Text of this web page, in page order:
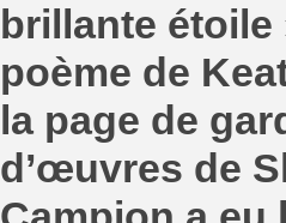
brillante étoile
poème de
la page de
d’œuvres de